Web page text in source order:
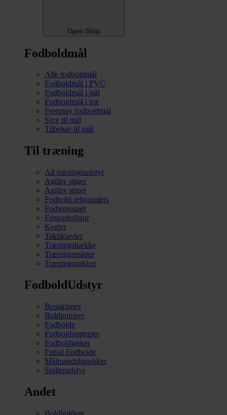
Open Shop
Fodboldmål
Alle fodboldmål
Fodboldmål i PVC
Fodboldmål i stål
Fodboldmål i træ
Freeplay fodboldmål
Sjov til mål
Tilbehør til mål
Til træning
Alt træningsudstyr
Agility stiger
Agility stiger
Fodbold rebounders
Fodtennisnet
Frisparksfigur
Kegler
Taktiktavler
Træningshække
Træningsmåtter
Træningspakker
FodboldUdstyr
Benskinner
Boldpumper
Fodbolde
Fodboldstrømper
Fodboldtasker
Futsal Fodbolde
Målmandshandsker
Spillerudstyr
Andet
Boldholdere